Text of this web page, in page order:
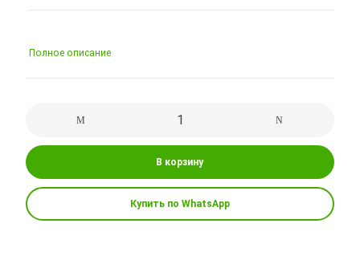
Полное описание
В корзину
Купить по WhatsApp